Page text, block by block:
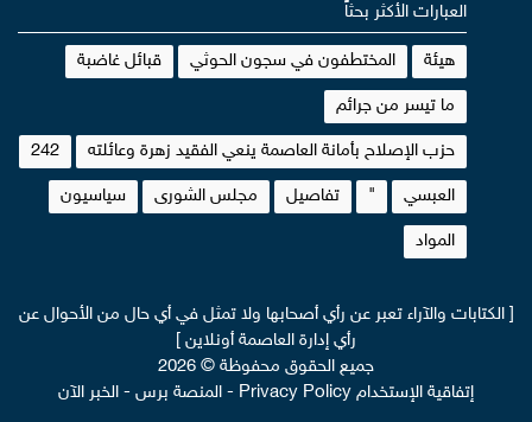
العبارات الأكثر بحثاً
هيئة المختطفون في سجون الحوثي قبائل غاضبة
ما تيسر من جرائم
حزب الإصلاح بأمانة العاصمة ينعي الفقيد زهرة وعائلته 242
العبسي " تفاصيل مجلس الشورى سياسيون
المواد
[ الكتابات والآراء تعبر عن رأي أصحابها ولا تمثل في أي حال من الأحوال عن
رأي إدارة العاصمة أونلاين ]
جميع الحقوق محفوظة © 2026
إتفاقية الإستخدام Privacy Policy
- المنصة برس - الخبر الآن